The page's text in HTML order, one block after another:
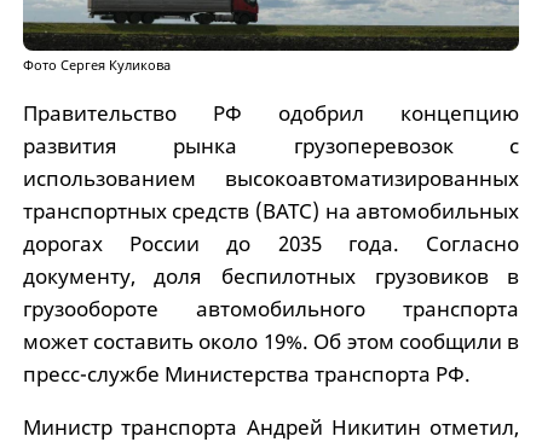
Фото Сергея Куликова
Правительство РФ одобрил концепцию
развития рынка грузоперевозок с
использованием высокоавтоматизированных
транспортных средств (ВАТС) на автомобильных
дорогах России до 2035 года. Согласно
документу, доля беспилотных грузовиков в
грузообороте автомобильного транспорта
может составить около 19%. Об этом сообщили в
пресс-службе Министерства транспорта РФ.
Министр транспорта Андрей Никитин отметил,